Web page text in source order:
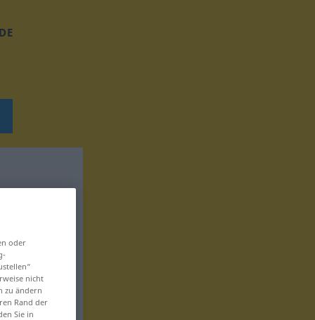
oder
nicht
zu ändern
Rand der
Sie in